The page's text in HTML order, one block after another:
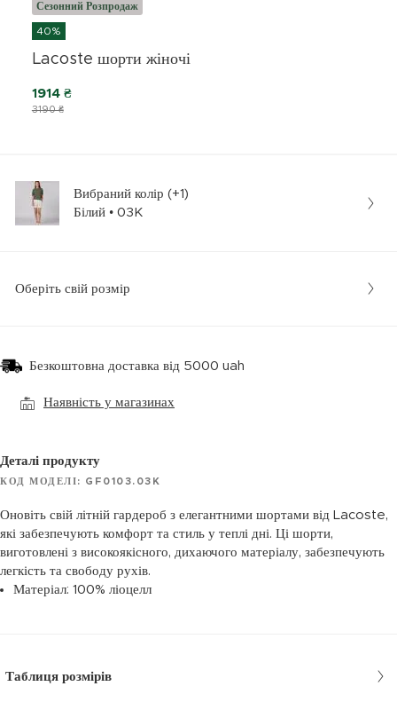
Сезонний Розпродаж
40%
Lacoste шорти жіночі
3190 ₴
1914 ₴
Вибраний колір (+1)
Білий • 03K
Оберіть свій розмір
Безкоштовна доставка від 5000 uah
Наявність у магазинах
Деталі продукту
КОД МОДЕЛІ: GF0103.03K
Оновіть свій літній гардероб з елегантними шортами від Lacoste,
які забезпечують комфорт та стиль у теплі дні. Ці шорти,
виготовлені з високоякісного, дихаючого матеріалу, забезпечують
легкість та свободу рухів.
Матеріал: 100% ліоцелл
Таблиця розмірів